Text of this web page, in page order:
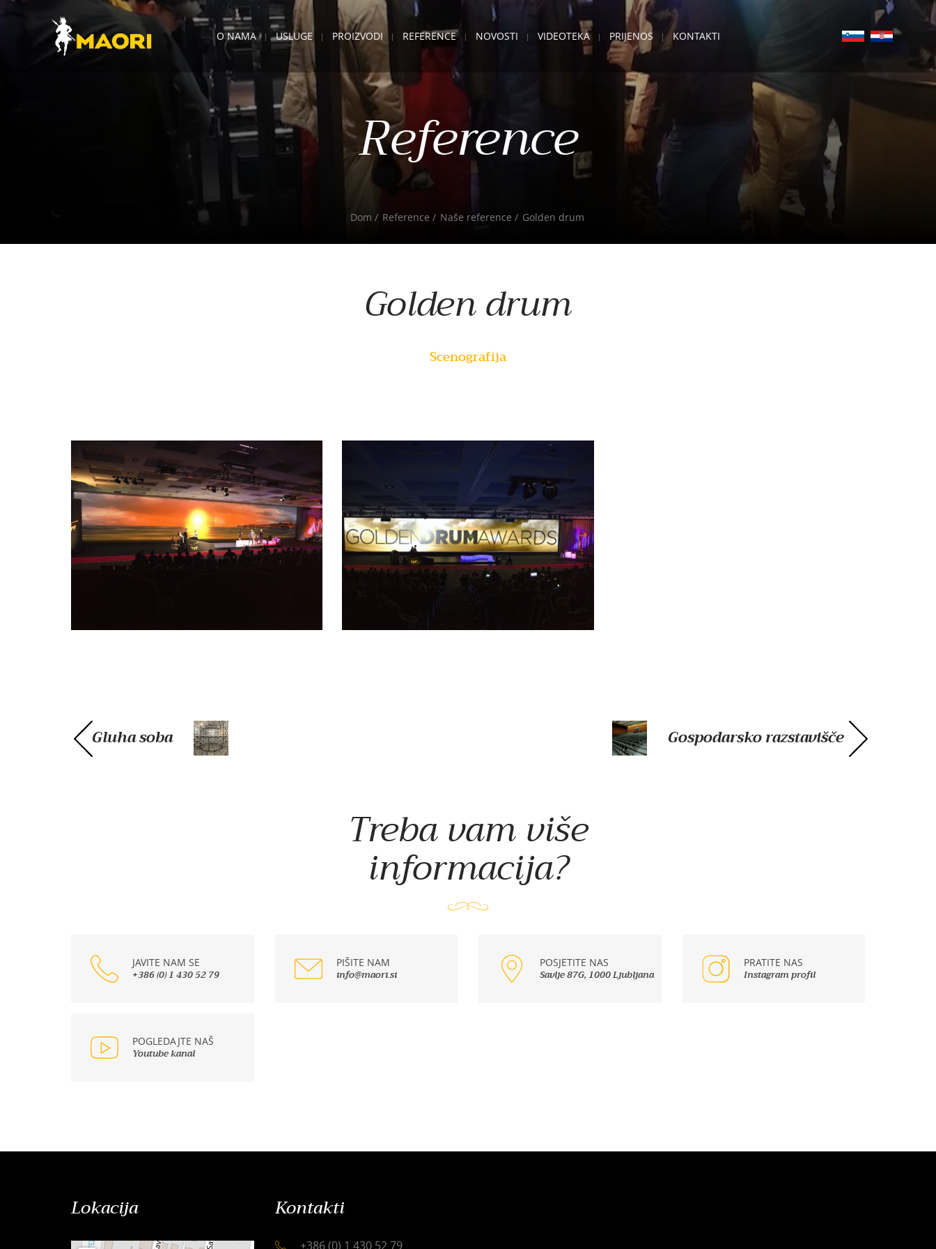
O NAMA USLUGE PROIZVODI REFERENCE NOVOSTI VIDEOTEKA PRIJENOS KONTAKTI
Reference
Dom Reference Naše reference Golden drum
Golden drum
Scenografija
Gluha soba Gospodarsko razstavišče
Treba vam više
informacija?
JAVITE NAM SE
+386 (0) 1 430 52 79
PIŠITE NAM
info@maori.si
POSJETITE NAS
Savlje 87G, 1000 Ljubljana
PRATITE NAS
Instagram profil
POGLEDAJTE NAŠ
Youtube kanal
Lokacija Kontakti
+386 (0) 1 430 52 79